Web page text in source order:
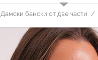
Дамски бански от две части